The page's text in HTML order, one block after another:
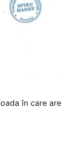
în care are